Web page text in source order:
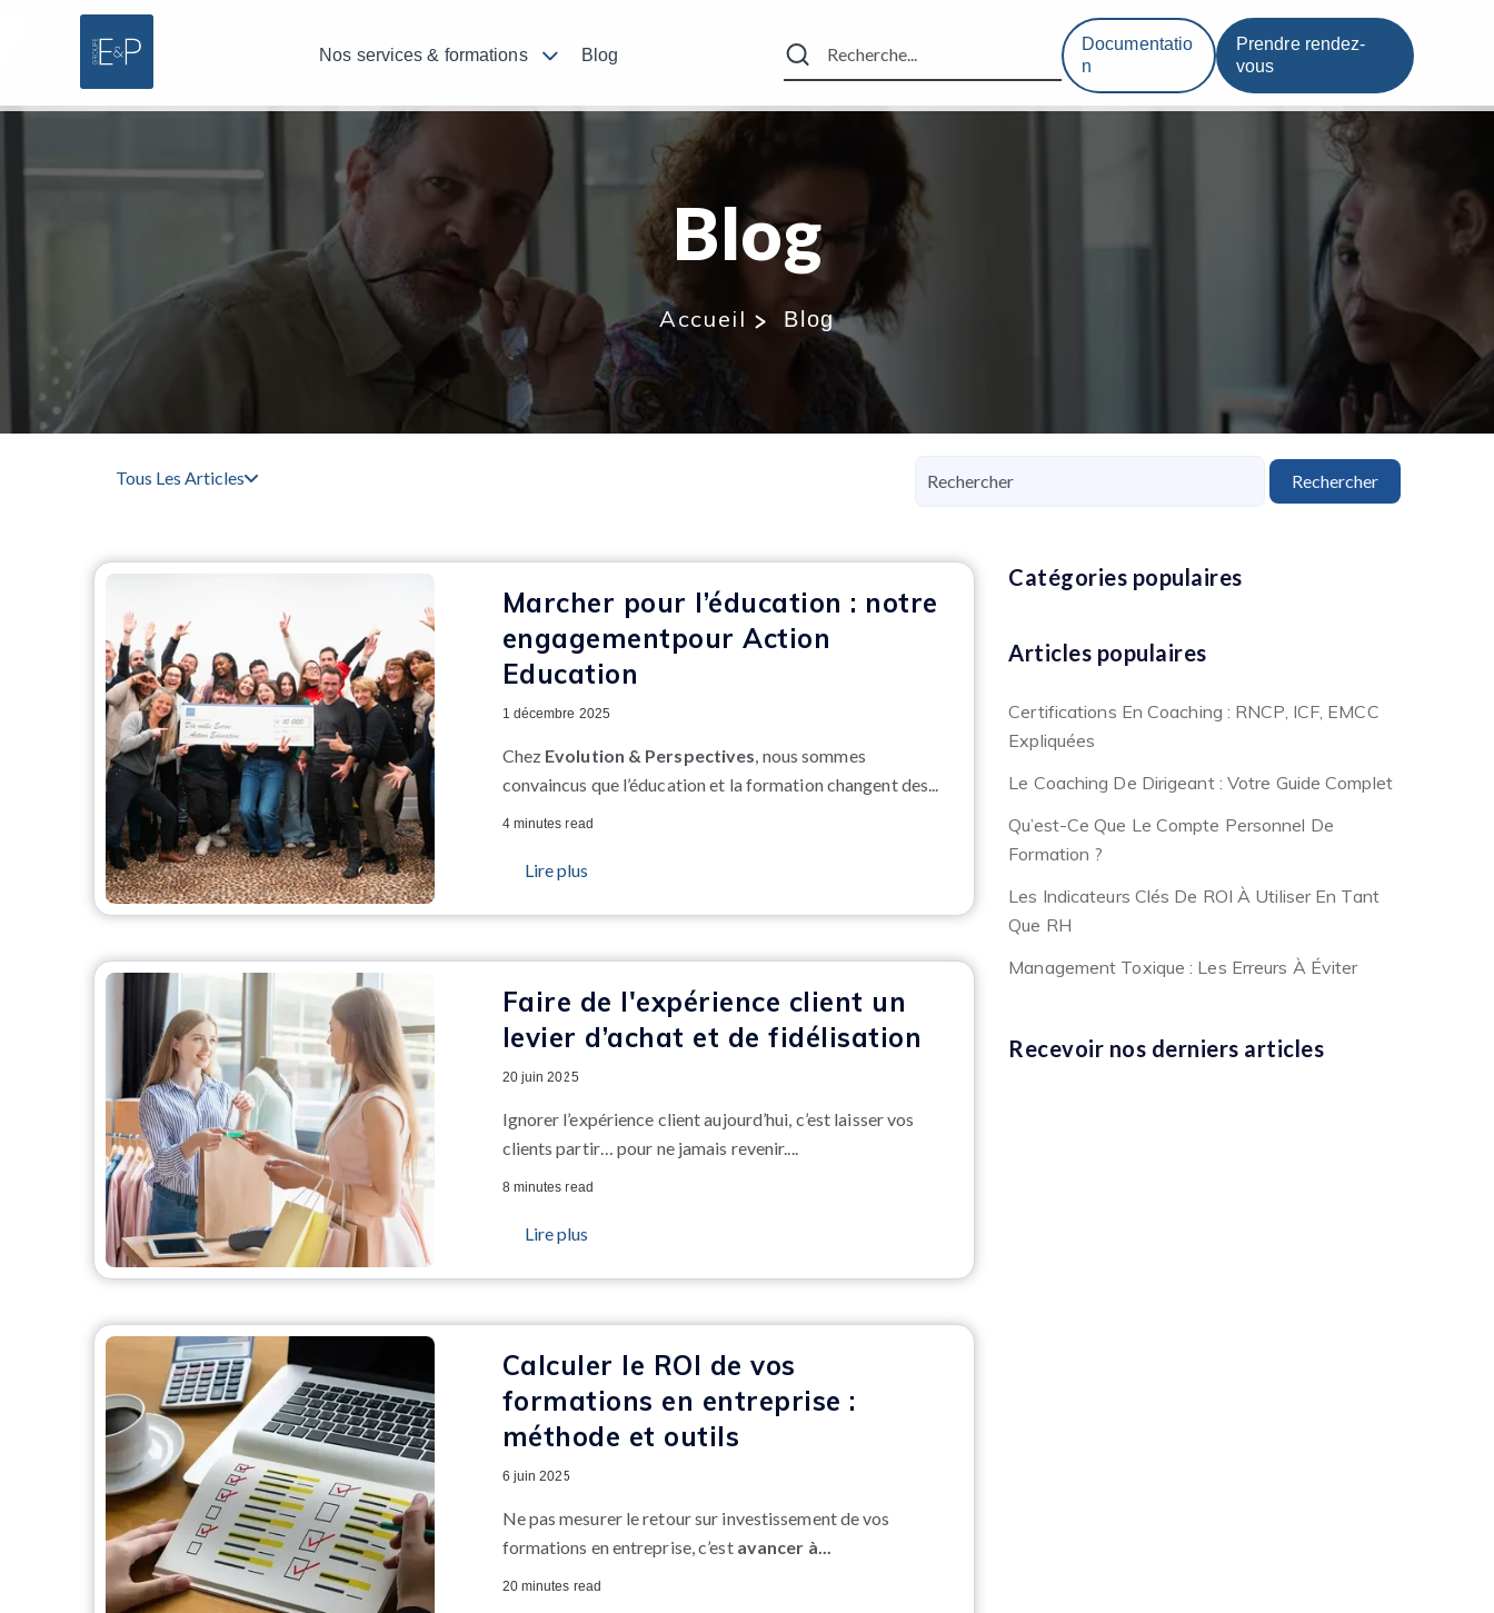
Nos services & formations Blog
Documentatio
n
Prendre rendez-
vous
Blog
Accueil Blog
Tous Les Articles Rechercher
Catégories populaires
Articles populaires
Certifications En Coaching : RNCP, ICF, EMCC
Expliquées
Le Coaching De Dirigeant : Votre Guide Complet
Qu’est-Ce Que Le Compte Personnel De
Formation ?
Les Indicateurs Clés De ROI À Utiliser En Tant
Que RH
Management Toxique : Les Erreurs À Éviter
Recevoir nos derniers articles
Marcher pour l’éducation : notre
engagementpour Action
Education
1 décembre 2025
Chez Evolution & Perspectives, nous sommes
convaincus que l’éducation et la formation changent des...
4 minutes read
Lire plus
Faire de l'expérience client un
levier d’achat et de fidélisation
20 juin 2025
Ignorer l’expérience client aujourd’hui, c’est laisser vos
clients partir… pour ne jamais revenir....
8 minutes read
Lire plus
Calculer le ROI de vos
formations en entreprise :
méthode et outils
6 juin 2025
Ne pas mesurer le retour sur investissement de vos
formations en entreprise, c’estavancer à...
20 minutes read